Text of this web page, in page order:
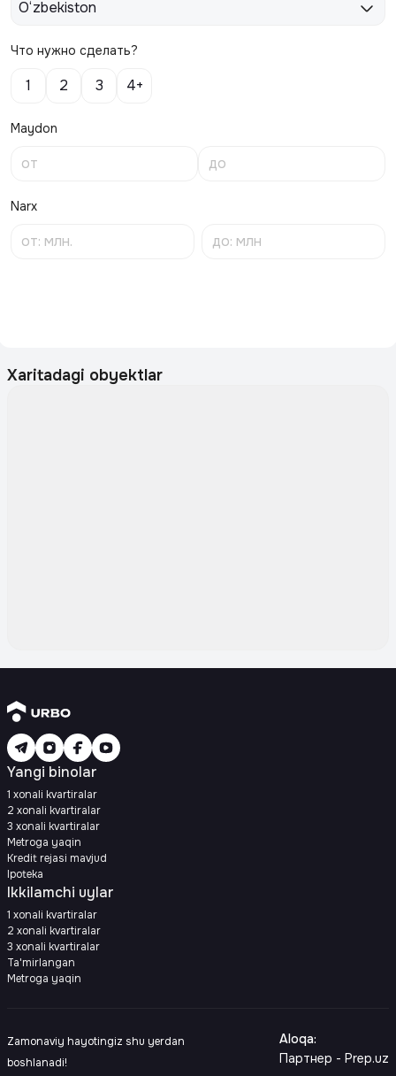
O‘zbekiston
Что нужно сделать?
1 2 3 4+
Maydon
Narx
Xaritadagi obyektlar
Yangi binolar
1 xonali kvartiralar
2 xonali kvartiralar
3 xonali kvartiralar
Metroga yaqin
Kredit rejasi mavjud
Ipoteka
Ikkilamchi uylar
1 xonali kvartiralar
2 xonali kvartiralar
3 xonali kvartiralar
Ta'mirlangan
Metroga yaqin
Zamonaviy hayotingiz shu yerdan
boshlanadi!
Aloqa:
Партнер - Prep.uz